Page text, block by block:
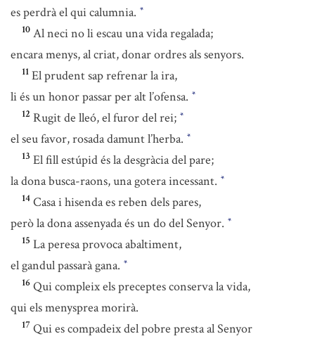
es perdrà el qui calumnia. *
10 Al neci no li escau una vida regalada;
encara menys, al criat, donar ordres als senyors.
11 El prudent sap refrenar la ira,
li és un honor passar per alt l’ofensa. *
12 Rugit de lleó, el furor del rei; *
el seu favor, rosada damunt l’herba. *
13 El fill estúpid és la desgràcia del pare;
la dona busca-raons, una gotera incessant. *
14 Casa i hisenda es reben dels pares,
però la dona assenyada és un do del Senyor. *
15 La peresa provoca abaltiment,
el gandul passarà gana. *
16 Qui compleix els preceptes conserva la vida,
qui els menysprea morirà.
17 Qui es compadeix del pobre presta al Senyor